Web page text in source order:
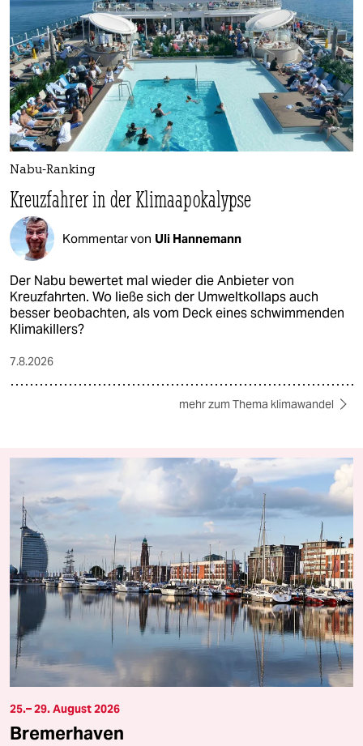
Nabu-Ranking
Kreuzfahrer in der Klimaapokalypse
Kommentar von Uli Hannemann
Der Nabu bewertet mal wieder die Anbieter von
Kreuzfahrten. Wo ließe sich der Umweltkollaps auch
besser beobachten, als vom Deck eines schwimmenden
Klimakillers?
7.8.2026
mehr zum Thema klimawandel
25.– 29. August 2026
Bremerhaven